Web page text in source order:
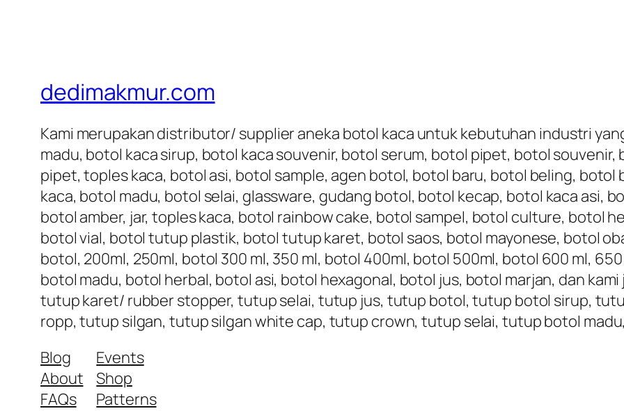
dedimakmur.com
Kami merupakan distributor/ supplier aneka botol kaca untuk kebutuhan industri
madu, botol kaca sirup, botol kaca souvenir, botol serum, botol pipet, botol
pipet, toples kaca, botol asi, botol sample, agen botol, botol baru, botol beling,
kaca, botol madu, botol selai, glassware, gudang botol, botol kecap, botol kaca asi,
botol amber, jar, toples kaca, botol rainbow cake, botol sampel, botol culture, botol
botol vial, botol tutup plastik, botol tutup karet, botol saos, botol mayonese, botol
botol, 200ml, 250ml, botol 300 ml, 350 ml, botol 400ml, botol 500ml, botol 600 ml,
botol madu, botol herbal, botol asi, botol hexagonal, botol jus, botol marjan, dan
tutup karet/ rubber stopper, tutup selai, tutup jus, tutup botol, tutup botol sirup,
ropp, tutup silgan, tutup silgan white cap, tutup crown, tutup selai, tutup botol
Blog
About
FAQs
Events
Shop
Patterns